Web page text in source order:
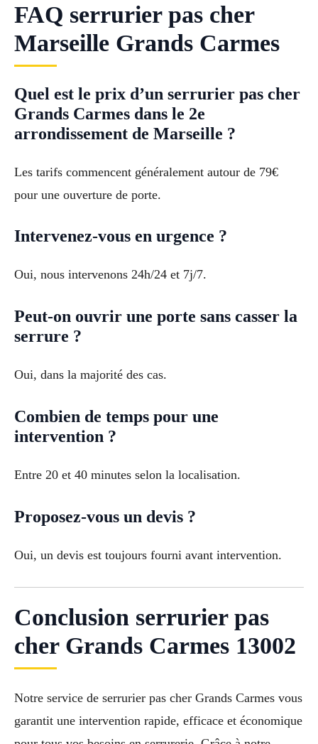
FAQ serrurier pas cher
Marseille Grands Carmes
Quel est le prix d’un serrurier pas cher
Grands Carmes dans le 2e
arrondissement de Marseille ?
Les tarifs commencent généralement autour de 79€
pour une ouverture de porte.
Intervenez-vous en urgence ?
Oui, nous intervenons 24h/24 et 7j/7.
Peut-on ouvrir une porte sans casser la
serrure ?
Oui, dans la majorité des cas.
Combien de temps pour une
intervention ?
Entre 20 et 40 minutes selon la localisation.
Proposez-vous un devis ?
Oui, un devis est toujours fourni avant intervention.
Conclusion serrurier pas
cher Grands Carmes 13002
Notre service de serrurier pas cher Grands Carmes vous
garantit une intervention rapide, efficace et économique